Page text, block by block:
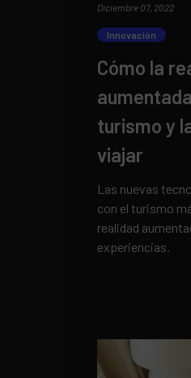
Diciembre 07, 2022
Innovación
Cómo la
turismo y
viajar
Las nuevas
con el turismo
realidad
experiencias.